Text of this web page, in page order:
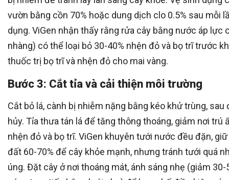
vườn bằng cồn 70% hoặc dung dịch clo 0.5% sau mỗi
dụng. ViGen nhận thấy rằng rửa cây bằng nước áp lực
nhàng) có thể loại bỏ 30-40% nhện đỏ và bọ trĩ trước
thuốc trị bọ trĩ và nhện đỏ cho mai vàng.
Bước 3: Cắt tỉa và cải thiện môi trường
Cắt bỏ lá, cành bị nhiễm nặng bằng kéo khử trùng, sau
hủy. Tỉa thưa tán lá để tăng thông thoáng, giảm nơi trú
nhện đỏ và bọ trĩ. ViGen khuyên tưới nước đều đặn,
đất 60-70% để cây khỏe mạnh, nhưng tránh tưới quá
úng. Đặt cây ở nơi thoáng mát, ánh sáng nhẹ (giảm 30-